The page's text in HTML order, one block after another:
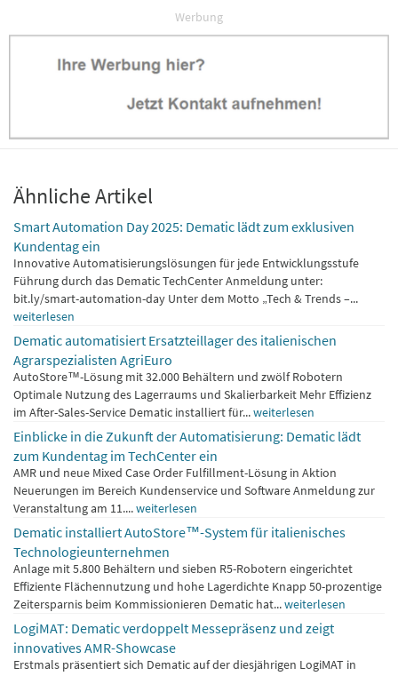
Werbung
Ähnliche Artikel
Smart Automation Day 2025: Dematic lädt zum exklusiven
Kundentag ein
Innovative Automatisierungslösungen für jede Entwicklungsstufe
Führung durch das Dematic TechCenter Anmeldung unter:
bit.ly/smart-automation-day Unter dem Motto „Tech & Trends –...
weiterlesen
Dematic automatisiert Ersatzteillager des italienischen
Agrarspezialisten AgriEuro
AutoStore™-Lösung mit 32.000 Behältern und zwölf Robotern
Optimale Nutzung des Lagerraums und Skalierbarkeit Mehr Effizienz
im After-Sales-Service Dematic installiert für...weiterlesen
Einblicke in die Zukunft der Automatisierung: Dematic lädt
zum Kundentag im TechCenter ein
AMR und neue Mixed Case Order Fulfillment-Lösung in Aktion
Neuerungen im Bereich Kundenservice und Software Anmeldung zur
Veranstaltung am 11....weiterlesen
Dematic installiert AutoStore™-System für italienisches
Technologieunternehmen
Anlage mit 5.800 Behältern und sieben R5-Robotern eingerichtet
Effiziente Flächennutzung und hohe Lagerdichte Knapp 50-prozentige
Zeitersparnis beim Kommissionieren Dematic hat...weiterlesen
LogiMAT: Dematic verdoppelt Messepräsenz und zeigt
innovatives AMR-Showcase
Erstmals präsentiert sich Dematic auf der diesjährigen LogiMAT in